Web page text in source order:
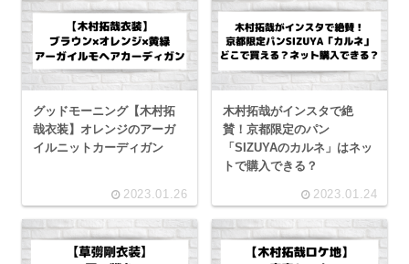
グッドモーニング【木村拓
哉衣装】オレンジのアーガ
イルニットカーディガン
2023.01.26
木村拓哉がインスタで絶
賛！京都限定のパン
「SIZUYAのカルネ」はネッ
トで購入できる？
2023.01.24